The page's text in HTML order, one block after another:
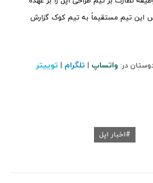
این تیم مستقیماً به تیم کوک گزارش
در: واتساپ | تلگرام | توییتر
اخبار اپل